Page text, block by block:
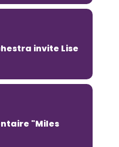
invite Lise
"Miles